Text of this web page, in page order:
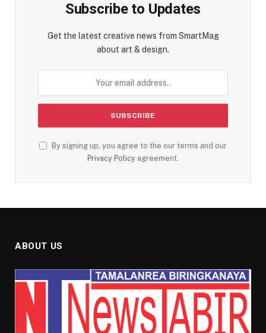
Subscribe to Updates
Get the latest creative news from SmartMag
about art & design.
By signing up, you agree to the our terms and our
Privacy Policy agreement.
ABOUT US